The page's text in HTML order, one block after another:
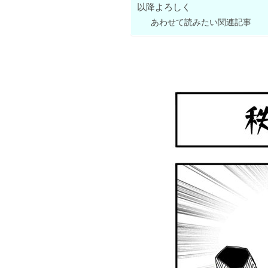
以降よろしく
あわせて読みたい関連記事